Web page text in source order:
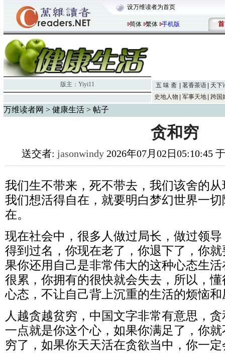
设万维读者为首页
简体 繁体 手机版 首
版主： Yiyi11 五 味 斋 茗香茶语
天下
史地人物
军事天地 跨国
万维读者网 > 健康生活 > 帖子
贪和穷
送交者: jasonwindy2026年07月02日05:10:45
我们生不带来，死不带去，我们该舍的
我们想活得自在，就要明白梦幻世界一
在。
现在社会中，很多人做过局长，做过领
得到过名，你现在老了，你退下了，你
果你还用自己是非常伟大的这种心态生
很累，你拥有的很快就会失去，所以，
心态，不让自己背上沉重的生活的烦恼
人越贪越贫穷，中国文字非常有意思，
一点就是你这个心，如果你满足了，你
穷了，如果你天天活在贪欲当中，你一